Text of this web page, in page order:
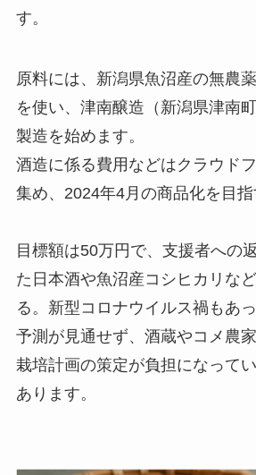
す。
原料には、新潟県魚沼産の無農
を使い、津南醸造（新潟県津南
製造を始めます。
酒造に係る費用などはクラウド
集め、2024年4月の商品化を目指
目標額は50万円で、支援者への
た日本酒や魚沼産コシヒカリな
る。新型コロナウイルス禍もあ
予測が見通せず、酒蔵やコメ農
栽培計画の策定が負担になって
あります。